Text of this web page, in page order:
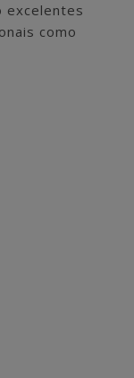
excelentes
como